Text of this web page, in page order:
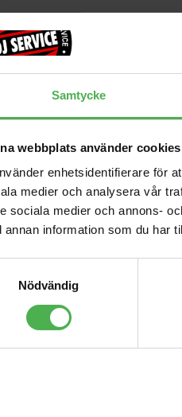
Samtycke
webbplats använder cookies
enhetsidentifierare för
medier och analysera vår
sociala medier och annons-
annan information som du har
Nödvändig